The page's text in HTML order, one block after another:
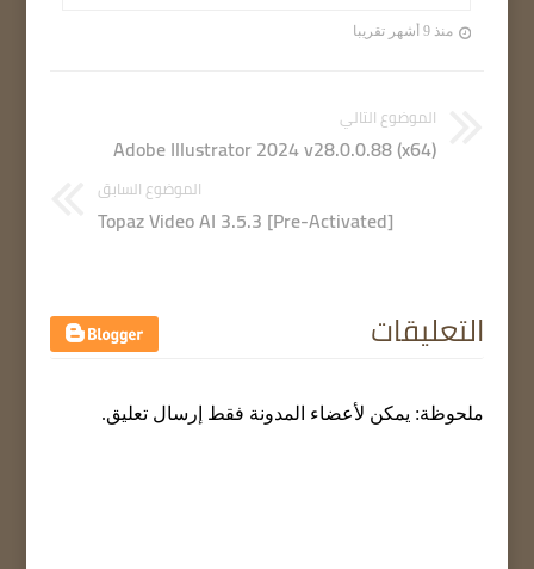
منذ 9 أشهر تقريبا
الموضوع التالي
Adobe Illustrator 2024 v28.0.0.88 (x64)
الموضوع السابق
Topaz Video AI 3.5.3 [Pre-Activated]
التعليقات
ملحوظة: يمكن لأعضاء المدونة فقط إرسال تعليق.